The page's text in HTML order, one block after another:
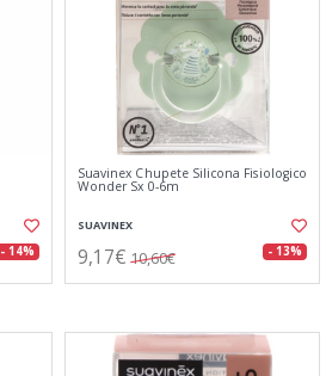
- 14%
Suavinex Chupete Silicona Fisiologico
Wonder Sx 0-6m
SUAVINEX
9,17€ 10,60€ - 13%